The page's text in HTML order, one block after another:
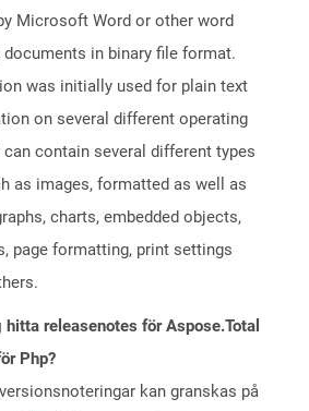
Microsoft Word or other word
in binary file format.
was initially used for plain text
on several different operating
contain several different types
as images, formatted as well as
charts, embedded objects,
page formatting, print settings
hitta releasenotes för Aspose.Total
Php?
kan granskas på